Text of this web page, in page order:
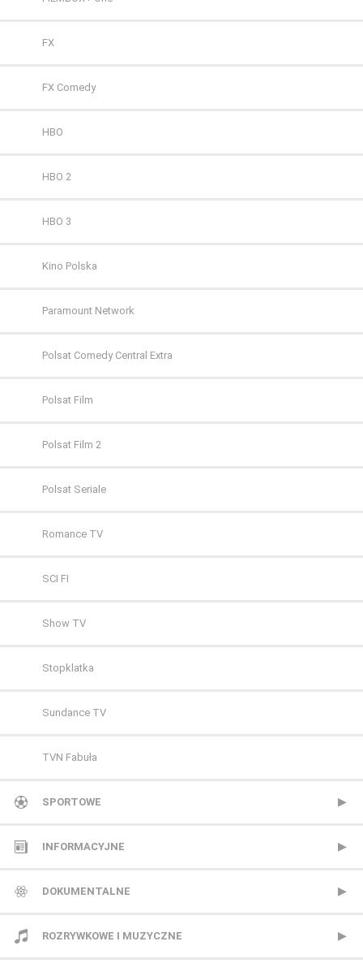
FX
FX Comedy
HBO
HBO 2
HBO 3
Kino Polska
Paramount Network
Polsat Comedy Central Extra
Polsat Film
Polsat Film 2
Polsat Seriale
Romance TV
SCI FI
Show TV
Stopklatka
Sundance TV
TVN Fabuła
TVP Seriale
Viasat Epic Drama
Warner TV
SPORTOWE
CANAL+ Extra 1
CANAL+ Extra 2
CANAL+ Sport
INFORMACYJNE
Polsat News
Republika
DOKUMENTALNE
Animal Planet
ROZRYWKOWE I MUZYCZNE